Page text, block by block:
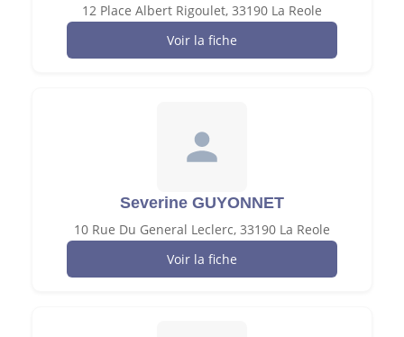
12 Place Albert Rigoulet, 33190 La Reole
Voir la fiche
Severine GUYONNET
10 Rue Du General Leclerc, 33190 La Reole
Voir la fiche